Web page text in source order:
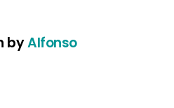
byAlfonso